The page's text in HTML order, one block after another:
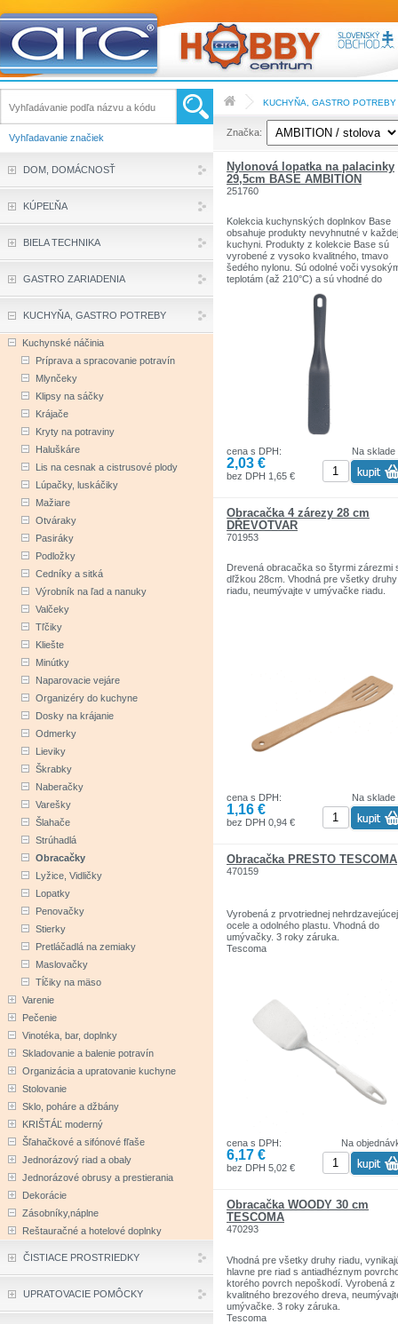
KUCHYŇA, GASTRO POTREBY
Značka:
Nylonová lopatka na palacinky
29,5cm BASE AMBITION
251760
Kolekcia kuchynských doplnkov Base
obsahuje produkty nevyhnutné v každej
kuchyni. Produkty z kolekcie Base sú
vyrobené z vysoko kvalitného, tmavo
šedého nylonu. Sú odolné voči
teplotám (až 210°C) a sú vhodné do
umývačky riadu. Sú pohodlné a
pri každodennej práci, vďaka špeciálne
profilovanej rukoväti. V rukoväti je
otvor na zavesenie. Základné
je ideálne na prípravu rôznych druhov
Na sklade
cena s DPH:
2,03 €
bez DPH 1,65 €
Obracačka 4 zárezy 28 cm
DŘEVOTVAR
701953
Drevená obracačka so štyrmi zárezmi
dľžkou 28cm. Vhodná pre všetky druhy
riadu, neumývajte v umývačke riadu.
Na sklade
cena s DPH:
1,16 €
bez DPH 0,94 €
Obracačka PRESTO TESCOMA
470159
Vyrobená z prvotriednej nehrdzavejúcej
ocele a odolného plastu. Vhodná do
umývačky. 3 roky záruka.
Tescoma
Na
cena s DPH:
6,17 €
bez DPH 5,02 €
Obracačka WOODY 30 cm
TESCOMA
470293
Vhodná pre všetky druhy riadu,
hlavne pre riad s antiadhéznym
ktorého povrch nepoškodí. Vyrobená z
kvalitného brezového dreva,
umývačke. 3 roky záruka.
Tescoma
Vyhľadavanie značiek
DOM, DOMÁCNOSŤ
KÚPEĽŇA
BIELA TECHNIKA
GASTRO ZARIADENIA
KUCHYŇA, GASTRO POTREBY
Kuchynské náčinia
Príprava a spracovanie potravín
Mlynčeky
Klipsy na sáčky
Krájače
Kryty na potraviny
Haluškáre
Lis na cesnak a cistrusové plody
Lúpačky, luskáčiky
Mažiare
Otváraky
Pasiráky
Podložky
Cedníky a sitká
Výrobník na ľad a nanuky
Valčeky
Tľčiky
Kliešte
Minútky
Naparovacie vejáre
Organizéry do kuchyne
Dosky na krájanie
Odmerky
Lieviky
Škrabky
Naberačky
Varešky
Šlahače
Strúhadlá
Obracačky
Lyžice, Vidličky
Lopatky
Penovačky
Stierky
Pretláčadlá na zemiaky
Maslovačky
Tĺčiky na mäso
Varenie
Pečenie
Vinotéka, bar, doplnky
Skladovanie a balenie potravín
Organizácia a upratovanie kuchyne
Stolovanie
Sklo, poháre a džbány
KRIŠTÁĽ moderný
Šľahačkové a sifónové fľaše
Jednorázový riad a obaly
Jednorázové obrusy a prestierania
Dekorácie
Zásobníky,náplne
Reštauračné a hotelové doplnky
ČISTIACE PROSTRIEDKY
UPRATOVACIE POMÔCKY